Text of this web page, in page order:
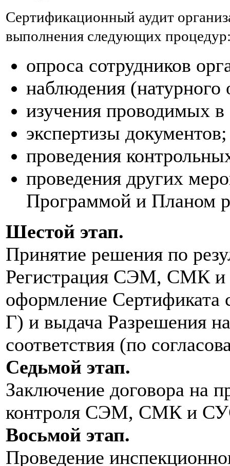
Сертификационный аудит
выполнения следующих
опроса сотрудников
наблюдения (натурного
изучения проводимых в
экспертизы документов;
проведения
проведения других
Программой и Планом
Шестой этап.
Принятие решения по
Регистрация СЭМ, СМК
оформление Сертификата
Г) и выдача Разрешения
соответствия (по
Седьмой этап.
Заключение договора на
контроля СЭМ, СМК и
Восьмой этап.
Проведение